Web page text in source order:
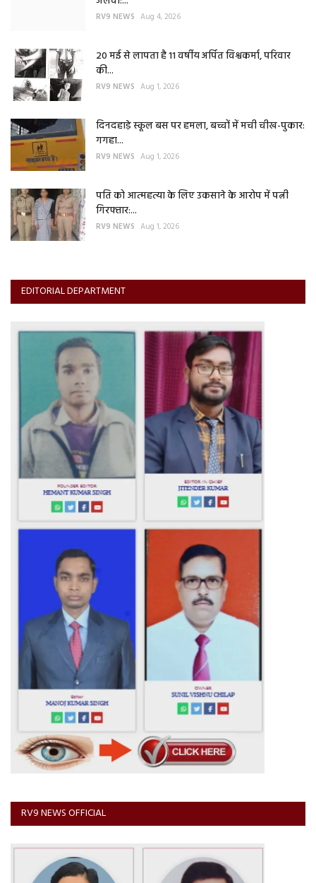
RV9 NEWS Aug 4, 2026
20 मई से लापता है 11 वर्षीय अर्पित विश्वकर्मा, परिवार
की...
RV9 NEWS Aug 1, 2026
दिनदहाड़े स्कूल बस पर हमला, बच्चों में मची चीख-पुकार:
गगहा...
RV9 NEWS Aug 1, 2026
पति को आत्महत्या के लिए उकसाने के आरोप में पत्नी
गिरफ्तार:...
RV9 NEWS Aug 1, 2026
EDITORIAL DEPARTMENT
RV9 NEWS OFFICIAL